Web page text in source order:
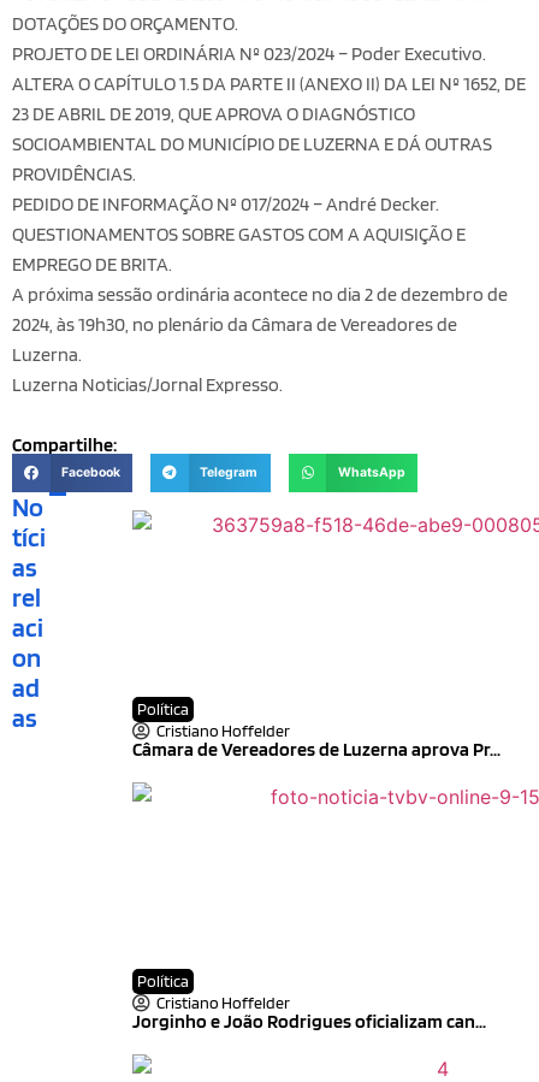
DOTAÇÕES DO ORÇAMENTO.
PROJETO DE LEI ORDINÁRIA Nº 023/2024 – Poder Executivo.
ALTERA O CAPÍTULO 1.5 DA PARTE II (ANEXO II) DA LEI Nº 1652, DE
23 DE ABRIL DE 2019, QUE APROVA O DIAGNÓSTICO
SOCIOAMBIENTAL DO MUNICÍPIO DE LUZERNA E DÁ OUTRAS
PROVIDÊNCIAS.
PEDIDO DE INFORMAÇÃO Nº 017/2024 – André Decker.
QUESTIONAMENTOS SOBRE GASTOS COM A AQUISIÇÃO E
EMPREGO DE BRITA.
A próxima sessão ordinária acontece no dia 2 de dezembro de
2024, às 19h30, no plenário da Câmara de Vereadores de
Luzerna.
Luzerna Noticias/Jornal Expresso.
Compartilhe:
Facebook Telegram WhatsApp
No
tíci
as
rel
aci
on
ad
as
Política
Cristiano Hoffelder
Câmara de Vereadores de Luzerna aprova Pr...
Política
Cristiano Hoffelder
Jorginho e João Rodrigues oficializam can...